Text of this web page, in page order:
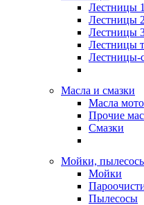
Лестницы
Лестницы
Лестницы
Лестницы
Лестницы-
Масла и смазки
Масла
Прочие
Смазки
Мойки,
Мойки
Пылесосы